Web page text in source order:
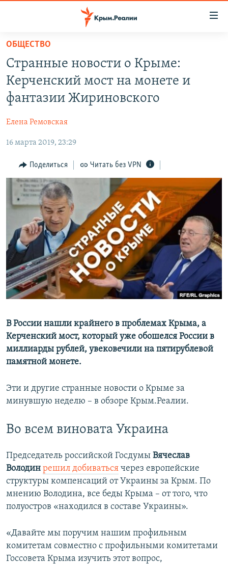
Вернуться
основному
содержанию
Вернутся
главной
Вернутся
поиску
СПЕЦПРОЕКТЫ
ВОДА
ЕЩЕ
ИНТЕРАКТИВ
ИНФОГРАФИКА
ТЕЛЕПРОЕКТ КРЫМ.РЕАЛИИ
СОВЕТЫ ПРАВОЗАЩИТНИКОВ
ПРОПАВШИЕ БЕЗ ВЕСТИ
ПОБЕДИТЕЛЕЙ НЕ СУДЯТ?
КРЫМ.НЕПОКОРЕННЫЙ
ELIFBE
УКРАИНСКАЯ ПРОБЛЕМА КРЫМА
РАДІО СВОБОДА
КАК ОБОЙТИ БЛОКИРОВКУ
Українською
Qırımtatar
ПРИСОЕДИНЯЙТЕСЬ!
ОБЩЕСТВО
Странные новости о Крыме:
Керченский мост на монете и
фантазии Жириновского
Елена Ремовская
16 марта 2019, 23:29
Поделиться Читать без VPN
В России нашли крайнего в проблемах Крыма, а
Керченский мост, который уже обошелся России в
миллиарды рублей, увековечили на пятирублевой
памятной монете.
Эти и другие странные новости о Крыме за
минувшую неделю – в обзоре Крым.Реалии.
Во всем виновата Украина
Председатель российской Госдумы Вячеслав
Володин решил добиваться через европейские
структуры компенсаций от Украины за Крым. По
мнению Володина, все беды Крыма – от того, что
полуостров «находился в составе Украины».
«Давайте мы поручим нашим профильным
комитетам совместно с профильными комитетами
Госсовета Крыма изучить этот вопрос,